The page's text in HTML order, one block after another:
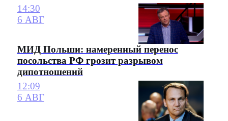
14:30
6 АВГ
МИД Польши: намеренный перенос
посольства РФ грозит разрывом
дипотношений
12:09
6 АВГ